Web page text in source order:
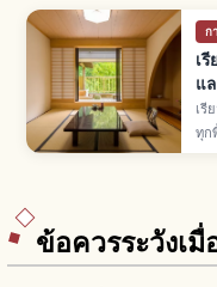
ก
เ
แ
เรี
ชิต
โ
ทุก
ข้อควรระวังเ